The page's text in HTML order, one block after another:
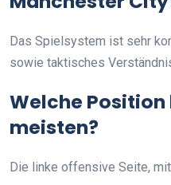
Das Spielsystem ist sehr
sowie taktisches
Welche
meisten?
Die linke offensive Seite,